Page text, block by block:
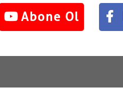
Abone Ol